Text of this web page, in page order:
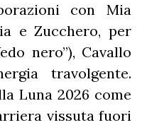
con Mia
e Zucchero, per
nero”), Cavallo
travolgente.
Luna 2026 come
vissuta fuori